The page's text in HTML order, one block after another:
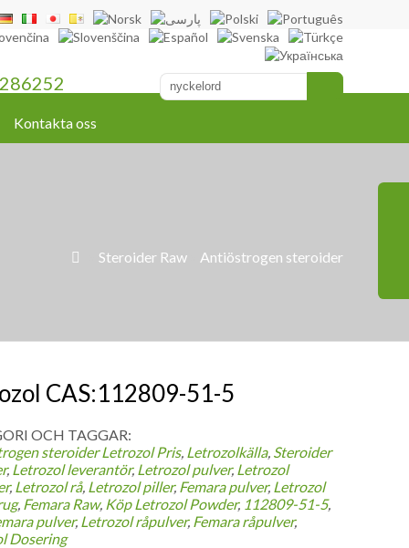
Kontakta oss
 Steroider Raw Antiöstrogen steroider
CAS:112809-51-5
OCH TAGGAR:
steroider Letrozol Pris, Letrozolkälla, Steroider
, Letrozol leverantör, Letrozol pulver, Letrozol
, Letrozol rå, Letrozol piller, Femara pulver, Letrozol
, Femara Raw, Köp Letrozol Powder, 112809-51-5,
pulver, Letrozol råpulver, Femara råpulver,
Dosering